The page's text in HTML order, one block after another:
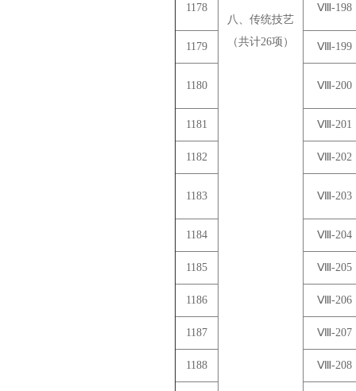
八、传统技艺
（共计26项）
1178 Ⅷ-198
1179 Ⅷ-199
1180 Ⅷ-200
1181 Ⅷ-201
1182 Ⅷ-202
1183 Ⅷ-203
1184 Ⅷ-204
1185 Ⅷ-205
1186 Ⅷ-206
1187 Ⅷ-207
1188 Ⅷ-208